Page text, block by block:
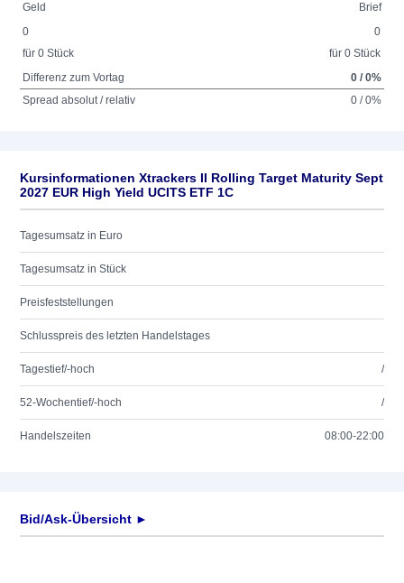
Geld
Brief
0
für 0 Stück
0
für 0 Stück
Differenz zum Vortag
0 / 0%
Spread absolut / relativ
0 / 0%
Kursinformationen Xtrackers II Rolling Target Maturity Sept
2027 EUR High Yield UCITS ETF 1C
Tagesumsatz in Euro
Tagesumsatz in Stück
Preisfeststellungen
Schlusspreis des letzten Handelstages
Tagestief/-hoch /
52-Wochentief/-hoch /
Handelszeiten 08:00-22:00
Bid/Ask-Übersicht ►